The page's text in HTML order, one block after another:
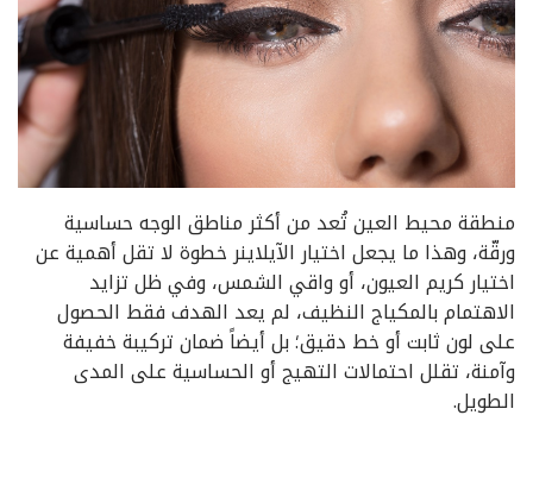
منطقة محيط العين تُعد من أكثر مناطق الوجه حساسية
ورقّة، وهذا ما يجعل اختيار الآيلاينر خطوة لا تقل أهمية عن
اختيار كريم العيون، أو واقي الشمس، وفي ظل تزايد
الاهتمام بالمكياج النظيف، لم يعد الهدف فقط الحصول
على لون ثابت أو خط دقيق؛ بل أيضاً ضمان تركيبة خفيفة
وآمنة، تقلل احتمالات التهيج أو الحساسية على المدى
الطويل.